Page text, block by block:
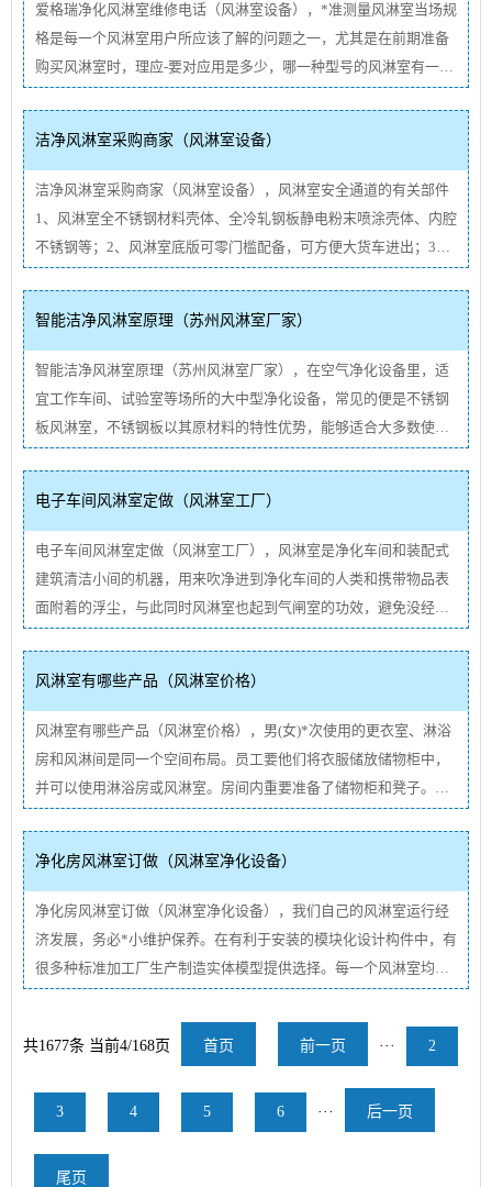
爱格瑞净化风淋室维修电话（风淋室设备），*准测量风淋室当场规
格是每一个风淋室用户所应该了解的问题之一，尤其是在前期准备
购买风淋室时，理应-要对应用是多少，哪一种型号的风淋室有一个
···
洁净风淋室采购商家（风淋室设备）
洁净风淋室采购商家（风淋室设备），风淋室安全通道的有关部件
1、风淋室全不锈钢材料壳体、全冷轧钢板静电粉末喷涂壳体、内腔
不锈钢等；2、风淋室底版可零门槛配备，可方便大货车进出；3、
控制器)控···
智能洁净风淋室原理（苏州风淋室厂家）
智能洁净风淋室原理（苏州风淋室厂家），在空气净化设备里，适
宜工作车间、试验室等场所的大中型净化设备，常见的便是不锈钢
板风淋室，不锈钢板以其原材料的特性优势，能够适合大多数使用
淋室外柜···
电子车间风淋室定做（风淋室工厂）
电子车间风淋室定做（风淋室工厂），风淋室是净化车间和装配式
建筑清洁小间的机器，用来吹净进到净化车间的人类和携带物品表
面附着的浮尘，与此同时风淋室也起到气闸室的功效，避免没经过
色···
风淋室有哪些产品（风淋室价格）
风淋室有哪些产品（风淋室价格），男(女)*次使用的更衣室、淋浴
房和风淋间是同一个空间布局。员工要他们将衣服储放储物柜中，
并可以使用淋浴房或风淋室。房间内重要准备了储物柜和凳子。男
净化房风淋室订做（风淋室净化设备）
净化房风淋室订做（风淋室净化设备），我们自己的风淋室运行经
济发展，务必*小维护保养。在有利于安装的模块化设计构件中，有
很多种标准加工厂生产制造实体模型提供选择。每一个风淋室均由*
是密闭的。外露装饰件由不锈钢或阳极氧化处理制成。怎么选择经
济实···
查看详情
共1677条 当前4/168页 首页 前一页 ··· 2
3 4 5 6 ··· 后一页
尾页